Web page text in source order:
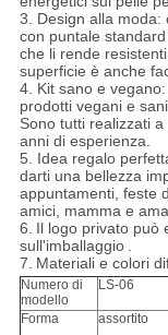
3. Design alla
con puntale
che li rende
superficie è anche
4. Kit sano e
prodotti vegani e
Sono tutti realizzati
anni di esperienza.
5. Idea regalo
darti una bellezza
appuntamenti, feste
amici, mamma e
6. Il logo privato può
sull'imballaggio .
7. Materiali e colori
Numero di
modello
LS-06
Forma assortito